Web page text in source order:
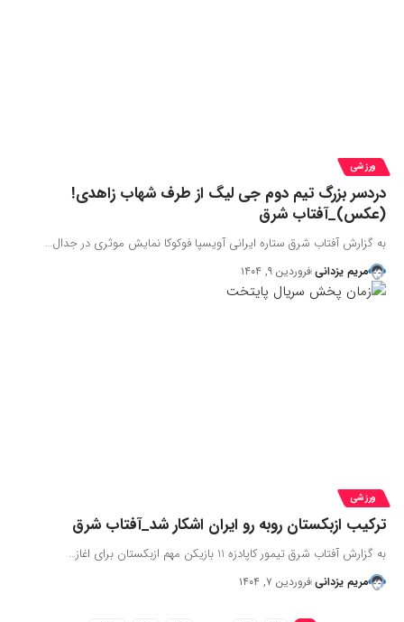
ورزشی
دردسر بزرگ تیم دوم جی لیگ از طرف شهاب زاهدی!
(عکس)_آفتاب شرق
به گزارش آفتاب شرق ستاره ایرانی آویسپا فوکوکا نمایش موثری در جدال…
مریم یزدانی فروردین ۹, ۱۴۰۴
ورزشی
ترکیب ازبکستان روبه رو ایران اشکار شد_آفتاب شرق
به گزارش آفتاب شرق تیمور کاپادزه 11 بازیکن مهم ازبکستان برای اغاز…
مریم یزدانی فروردین ۷, ۱۴۰۴